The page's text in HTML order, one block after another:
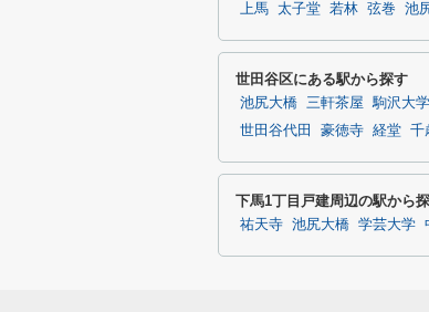
上馬 太子堂 若林 弦巻 池
世田谷区にある駅から探す
池尻大橋 三軒茶屋 駒沢大学
世田谷代田
豪徳寺 経堂 千
下馬1丁目戸建周辺の駅から
祐天寺 池尻大橋 学芸大学